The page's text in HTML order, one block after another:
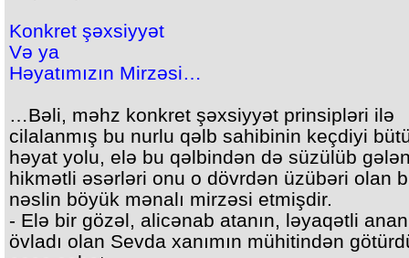
Konkret şəxsiyyət
Və ya
Həyatımızın Mirzəsi…
…Bəli, məhz konkret şəxsiyyət prinsipləri ilə
cilalanmış bu nurlu qəlb sahibinin keçdiyi
həyat yolu, elə bu qəlbindən də süzülüb
hikmətli əsərləri onu o dövrdən üzübəri olan
nəslin böyük mənalı mirzəsi etmişdir.
- Elə bir gözəl, alicənab atanın, ləyaqətli
övladı olan Sevda xanımın mühitindən